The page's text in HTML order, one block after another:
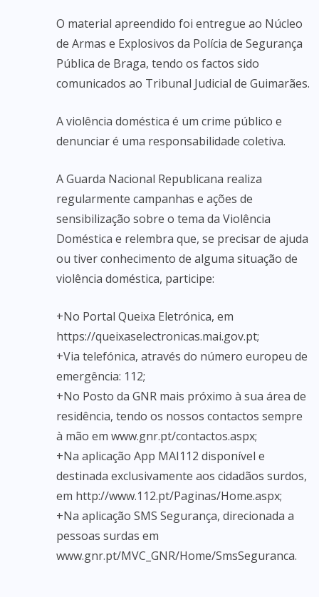
O material apreendido foi entregue ao Núcleo
de Armas e Explosivos da Polícia de Segurança
Pública de Braga, tendo os factos sido
comunicados ao Tribunal Judicial de Guimarães.
A violência doméstica é um crime público e
denunciar é uma responsabilidade coletiva.
A Guarda Nacional Republicana realiza
regularmente campanhas e ações de
sensibilização sobre o tema da Violência
Doméstica e relembra que, se precisar de ajuda
ou tiver conhecimento de alguma situação de
violência doméstica, participe:
+No Portal Queixa Eletrónica, em
https://queixaselectronicas.mai.gov.pt;
+Via telefónica, através do número europeu de
emergência: 112;
+No Posto da GNR mais próximo à sua área de
residência, tendo os nossos contactos sempre
à mão em www.gnr.pt/contactos.aspx;
+Na aplicação App MAI112 disponível e
destinada exclusivamente aos cidadãos surdos,
em http://www.112.pt/Paginas/Home.aspx;
+Na aplicação SMS Segurança, direcionada a
pessoas surdas em
www.gnr.pt/MVC_GNR/Home/SmsSeguranca.